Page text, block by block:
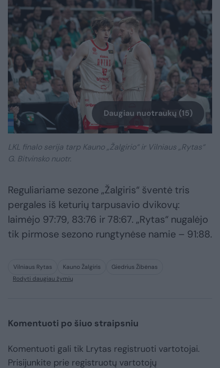
Daugiau nuotraukų (15)
LKL finalo serija tarp Kauno „Žalgirio“ ir Vilniaus „Rytas“
G. Bitvinsko nuotr.
Reguliariame sezone „Žalgiris“ šventė tris
pergales iš keturių tarpusavio dvikovų:
laimėjo 97:79, 83:76 ir 78:67. „Rytas“ nugalėjo
tik pirmose sezono rungtynėse namie – 91:88.
Vilniaus Rytas Kauno Žalgiris
Giedrius Žibėnas
Rodyti daugiau žymių
Komentuoti po šiuo straipsniu
Komentuoti gali tik Lrytas registruoti vartotojai.
Prisijunkite prie registruotų vartotojų